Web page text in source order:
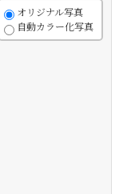
オリジナル写真
自動カラー化写真